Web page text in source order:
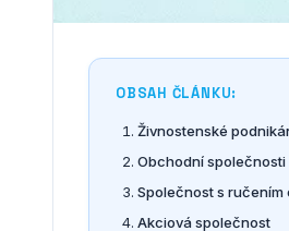
OBSAH ČLÁNKU:
Živnostenské
Obchodní společnosti
Společnost s ručením
Akciová společnost